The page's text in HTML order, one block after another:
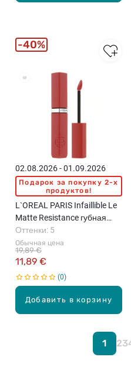
Добавить в корзину
02.08.2026 - 01.09.2026
Подарок за покупку 2-x
продуктов!
L`OREAL PARIS Infaillible Le
Matte Resistance губная
помада, 5мл
Обычная цена
11,89 €
19,89 €
Оттенки: 5
0
40%
1 23